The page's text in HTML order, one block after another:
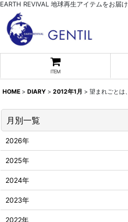
EARTH REVIVAL 地球再生アイテムをお届け
ITEM
HOME > DIARY > 2012年1月 > 望まれごとは
月別一覧
2026年
2025年
2024年
2023年
2022年